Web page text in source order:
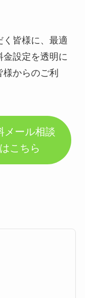
皆様に、最適
設定を透明に
からのご利
メール相談
はこちら